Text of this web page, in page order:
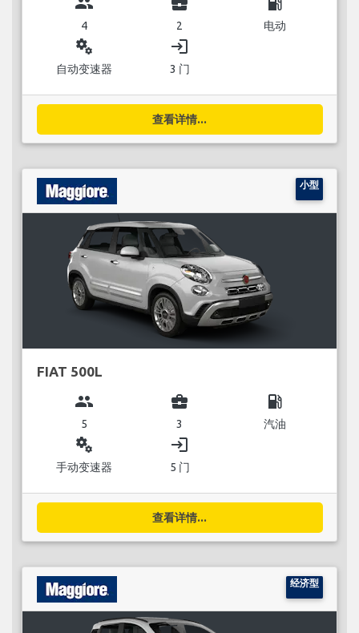
4 2 电动
miscellaneous_services
自动变速器
login
3 门
查看详情...
小型
FIAT 500L
group
5
business_center
3
local_gas_station
汽油
miscellaneous_services
手动变速器
login
5 门
查看详情...
经济型